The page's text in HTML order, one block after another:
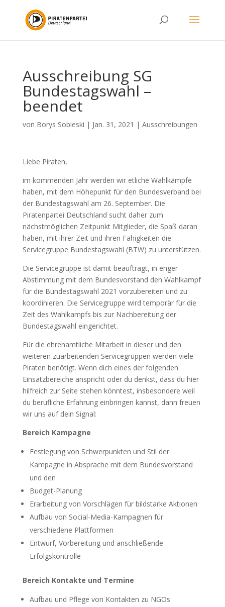
Ausschreibung SG
Bundestagswahl –
beendet
von Borys Sobieski | Jan. 31, 2021 | Ausschreibungen
Liebe Piraten,
im kommenden Jahr werden wir etliche Wahlkämpfe
haben, mit dem Höhepunkt für den Bundesverband bei
der Bundestagswahl am 26. September. Die
Piratenpartei Deutschland sucht daher zum
nächstmöglichen Zeitpunkt Mitglieder, die Spaß daran
haben, mit ihrer Zeit und ihren Fähigkeiten die
Servicegruppe Bundestagswahl (BTW) zu unterstützen.
Die Servicegruppe ist damit beauftragt, in enger
Abstimmung mit dem Bundesvorstand den Wahlkampf
für die Bundestagswahl 2021 vorzubereiten und zu
koordinieren. Die Servicegruppe wird temporär für die
Zeit des Wahlkampfs bis zur Nachbereitung der
Bundestagswahl eingerichtet.
Für die ehrenamtliche Mitarbeit in dieser und den
weiteren zuarbeitenden Servicegruppen werden viele
Piraten benötigt. Wenn dich eines der folgenden
Einsatzbereiche anspricht oder du denkst, dass du hier
hilfreich zur Seite stehen könntest, insbesondere weil
du berufliche Erfahrung einbringen kannst, dann freuen
wir uns auf dein Signal:
Bereich Kampagne
Festlegung von Schwerpunkten und Stil der
Kampagne in Absprache mit dem Bundesvorstand
und den
Budget-Planung
Erarbeitung von Vorschlägen für bildstarke Aktionen
Aufbau von Social-Media-Kampagnen für
verschiedene Plattformen
Entwurf, Vorbereitung und anschließende
Erfolgskontrolle
Bereich Kontakte und Termine
Aufbau und Pflege von Kontakten zu NGOs